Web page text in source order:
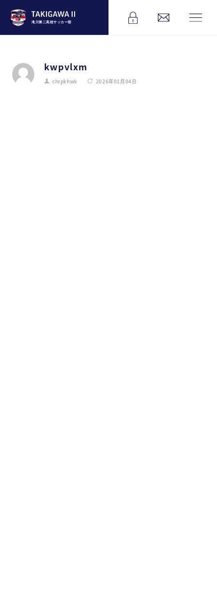
滝川第二高校サッカー部
kwpvlxm
chrpkhwk 2026年01月04日